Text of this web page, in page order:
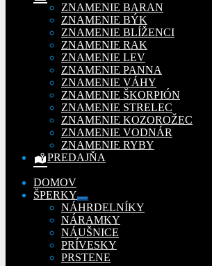
ZNAMENIE BARAN
ZNAMENIE BÝK
ZNAMENIE BLÍŽENCI
ZNAMENIE RAK
ZNAMENIE LEV
ZNAMENIE PANNA
ZNAMENIE VÁHY
ZNAMENIE ŠKORPIÓN
ZNAMENIE STRELEC
ZNAMENIE KOZOROŽEC
ZNAMENIE VODNÁR
ZNAMENIE RYBY
PREDAJŇA
DOMOV
ŠPERKY
Rozbaliť
podradené
menu
NÁHRDELNÍKY
NÁRAMKY
NÁUŠNICE
PRÍVESKY
PRSTENE